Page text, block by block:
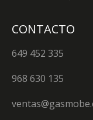
CONTACTO
649 452 335
968 630 135